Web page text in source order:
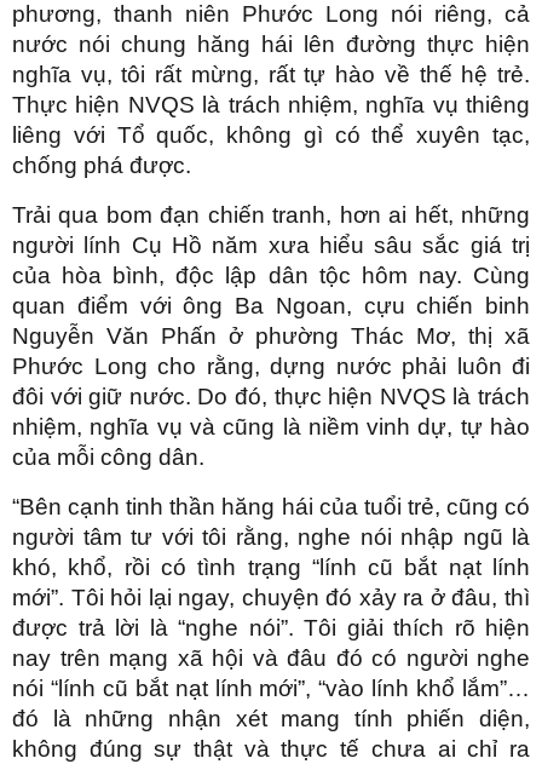
phương, thanh niên Phước Long nói riêng, cả
nước nói chung hăng hái lên đường thực hiện
nghĩa vụ, tôi rất mừng, rất tự hào về thế hệ trẻ.
Thực hiện NVQS là trách nhiệm, nghĩa vụ thiêng
liêng với Tổ quốc, không gì có thể xuyên tạc,
chống phá được.
Trải qua bom đạn chiến tranh, hơn ai hết, những
người lính Cụ Hồ năm xưa hiểu sâu sắc giá trị
của hòa bình, độc lập dân tộc hôm nay. Cùng
quan điểm với ông Ba Ngoan, cựu chiến binh
Nguyễn Văn Phấn ở phường Thác Mơ, thị xã
Phước Long cho rằng, dựng nước phải luôn đi
đôi với giữ nước. Do đó, thực hiện NVQS là trách
nhiệm, nghĩa vụ và cũng là niềm vinh dự, tự hào
của mỗi công dân.
“Bên cạnh tinh thần hăng hái của tuổi trẻ, cũng có
người tâm tư với tôi rằng, nghe nói nhập ngũ là
khó, khổ, rồi có tình trạng “lính cũ bắt nạt lính
mới”. Tôi hỏi lại ngay, chuyện đó xảy ra ở đâu, thì
được trả lời là “nghe nói”. Tôi giải thích rõ hiện
nay trên mạng xã hội và đâu đó có người nghe
nói “lính cũ bắt nạt lính mới”, “vào lính khổ lắm”…
đó là những nhận xét mang tính phiến diện,
không đúng sự thật và thực tế chưa ai chỉ ra